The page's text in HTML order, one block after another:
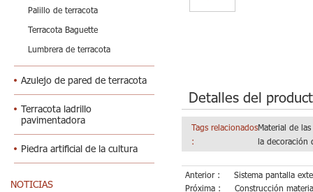
Palillo de terracota
Terracota Baguette
Lumbrera de terracota
Azulejo de pared de terracota
Terracota ladrillo
pavimentadora
Piedra artificial de la cultura
NOTICIAS
Detalles del
Tags relacionados
:
Material de
la decoración
Anterior :
Sistema pantalla
Próxima :
Construcción